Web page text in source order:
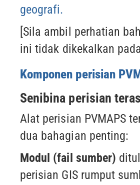
geografi.
[Sila ambil perhatian
ini tidak dikekalkan
Komponen perisian
Senibina perisian teras
Alat perisian PVMAPS
dua bahagian penting:
Modul (fail sumber)
perisian GIS rumput